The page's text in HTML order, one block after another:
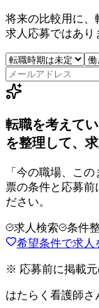
将来の比較用に、
求人応募ではあり
転職を考えて
を整理して、
「今の職場、こ
票の条件と応募前
ださい。
求人検索 条件
希望条件で求人
※ 応募前に掲載
はたらく看護師さ